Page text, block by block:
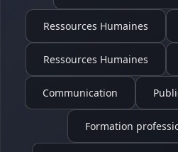
Ressources Humaines
Ressources Humaines
Communication
Formation